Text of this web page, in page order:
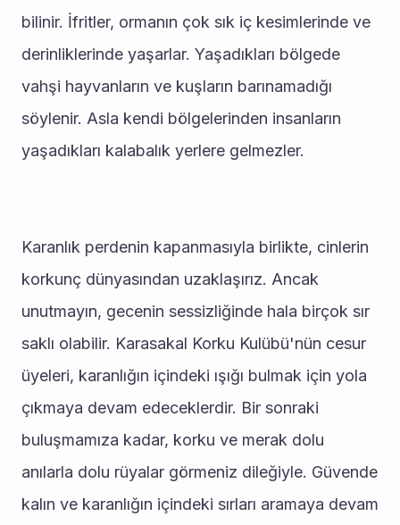
bilinir. İfritler, ormanın çok sık iç kesimlerinde ve
derinliklerinde yaşarlar. Yaşadıkları bölgede
vahşi hayvanların ve kuşların barınamadığı
söylenir. Asla kendi bölgelerinden insanların
yaşadıkları kalabalık yerlere gelmezler.
Karanlık perdenin kapanmasıyla birlikte, cinlerin
korkunç dünyasından uzaklaşırız. Ancak
unutmayın, gecenin sessizliğinde hala birçok sır
saklı olabilir. Karasakal Korku Kulübü'nün cesur
üyeleri, karanlığın içindeki ışığı bulmak için yola
çıkmaya devam edeceklerdir. Bir sonraki
buluşmamıza kadar, korku ve merak dolu
anılarla dolu rüyalar görmeniz dileğiyle. Güvende
kalın ve karanlığın içindeki sırları aramaya devam